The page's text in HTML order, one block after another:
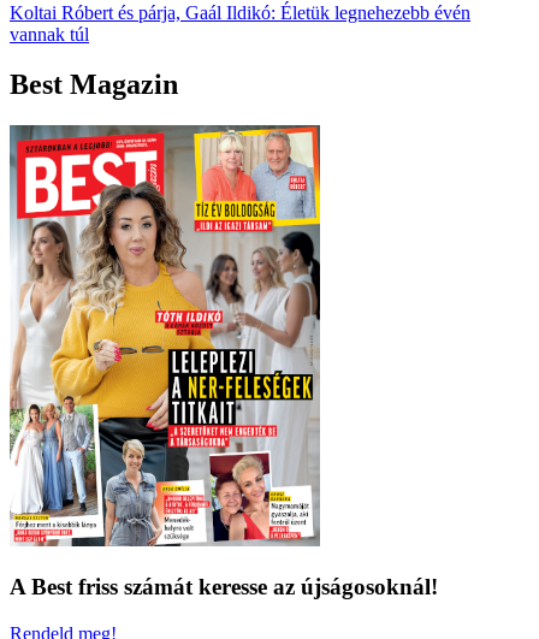
Koltai Róbert és párja, Gaál Ildikó: Életük legnehezebb évén
vannak túl
Best Magazin
A Best friss számát keresse az újságosoknál!
Rendeld meg!